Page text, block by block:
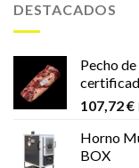
DESTACADOS
Pecho
107,72€
Horno
BOX